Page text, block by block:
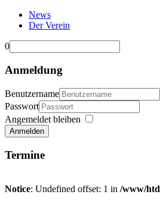
News
Der Verein
0
Anmeldung
Benutzername
Passwort
Angemeldet bleiben
Anmelden
Termine
Notice: Undefined offset: 1 in /www/